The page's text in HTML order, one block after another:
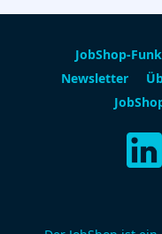
JobShop-
Newsletter